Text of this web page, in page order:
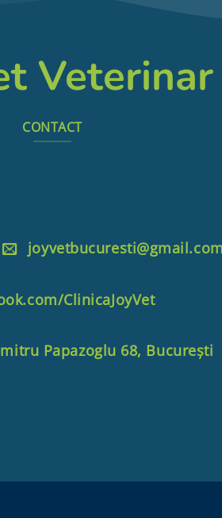
CONTACT
joyvetbucuresti@gmail.com
ClinicaJoyVet
Papazoglu 68, București